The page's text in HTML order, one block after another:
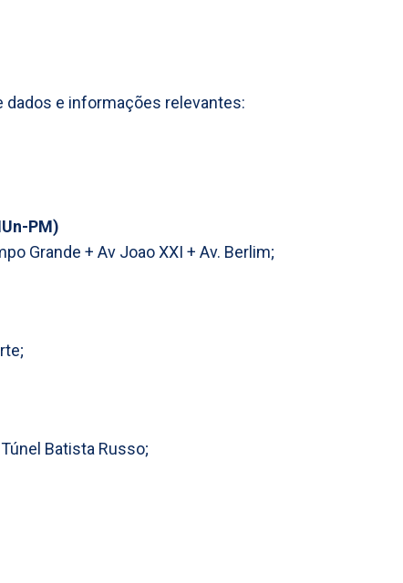
e informações relevantes:
PM)
Grande + Av Joao XXI + Av. Berlim;
Batista Russo;